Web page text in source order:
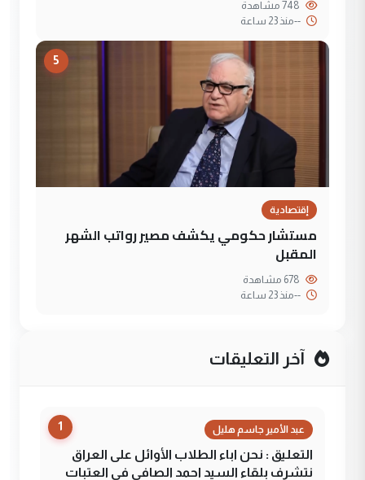
--منذ 23 ساعة
5
إقتصادية
مستشار حكومي يكشف مصير رواتب الشهر
المقبل
--منذ 23 ساعة
آخر التعليقات
1 عبد الأمير جاسم هليل
التعليق : نحن اباء الطلاب الأوائل على العراق
نتشرف بلقاء السيد احمد الصافي في العتبات